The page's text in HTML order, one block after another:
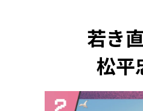
若き
松平